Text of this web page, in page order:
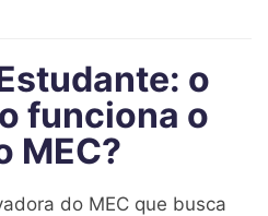
o
funciona o
MEC?
do MEC que busca